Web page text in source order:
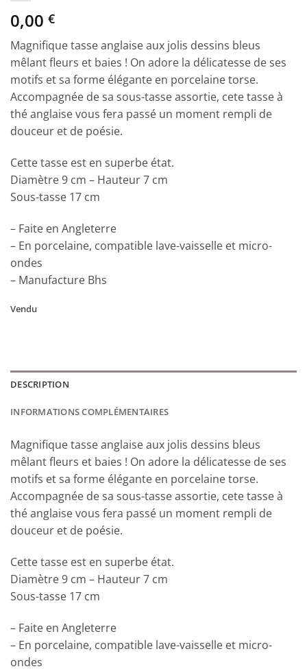
0,00 €
Magnifique tasse anglaise aux jolis dessins bleus
mêlant fleurs et baies ! On adore la délicatesse de ses
motifs et sa forme élégante en porcelaine torse.
Accompagnée de sa sous-tasse assortie, cete tasse à
thé anglaise vous fera passé un moment rempli de
douceur et de poésie.
Cette tasse est en superbe état.
Diamètre 9 cm – Hauteur 7 cm
Sous-tasse 17 cm
– Faite en Angleterre
– En porcelaine, compatible lave-vaisselle et micro-
ondes
– Manufacture Bhs
Vendu
DESCRIPTION
INFORMATIONS COMPLÉMENTAIRES
Magnifique tasse anglaise aux jolis dessins bleus
mêlant fleurs et baies ! On adore la délicatesse de ses
motifs et sa forme élégante en porcelaine torse.
Accompagnée de sa sous-tasse assortie, cete tasse à
thé anglaise vous fera passé un moment rempli de
douceur et de poésie.
Cette tasse est en superbe état.
Diamètre 9 cm – Hauteur 7 cm
Sous-tasse 17 cm
– Faite en Angleterre
– En porcelaine, compatible lave-vaisselle et micro-
ondes